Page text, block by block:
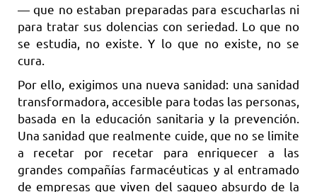
— que no estaban preparadas para escucharlas ni
para tratar sus dolencias con seriedad. Lo que no
se estudia, no existe. Y lo que no existe, no se
cura.
Por ello, exigimos una nueva sanidad: una sanidad
transformadora, accesible para todas las personas,
basada en la educación sanitaria y la prevención.
Una sanidad que realmente cuide, que no se limite
a recetar por recetar para enriquecer a las
grandes compañías farmacéuticas y al entramado
de empresas que viven del saqueo absurdo de la